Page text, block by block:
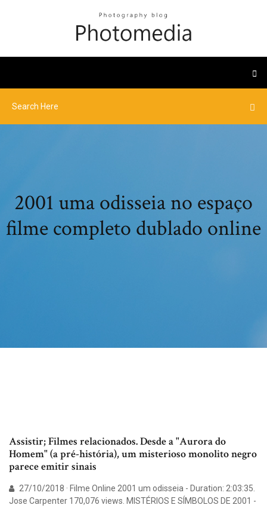
2001 uma odisseia no espaço
filme completo dublado online
Assistir; Filmes relacionados. Desde a "Aurora do
Homem" (a pré-história), um misterioso monolito negro
parece emitir sinais
27/10/2018 · Filme Online 2001 um odisseia - Duration: 2:03:35.
Jose Carpenter 170,076 views. MISTÉRIOS E SÍMBOLOS DE 2001 -